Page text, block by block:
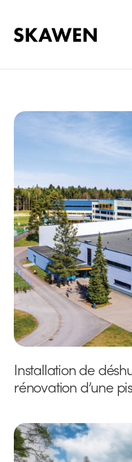
Installation de
rénovation d’une